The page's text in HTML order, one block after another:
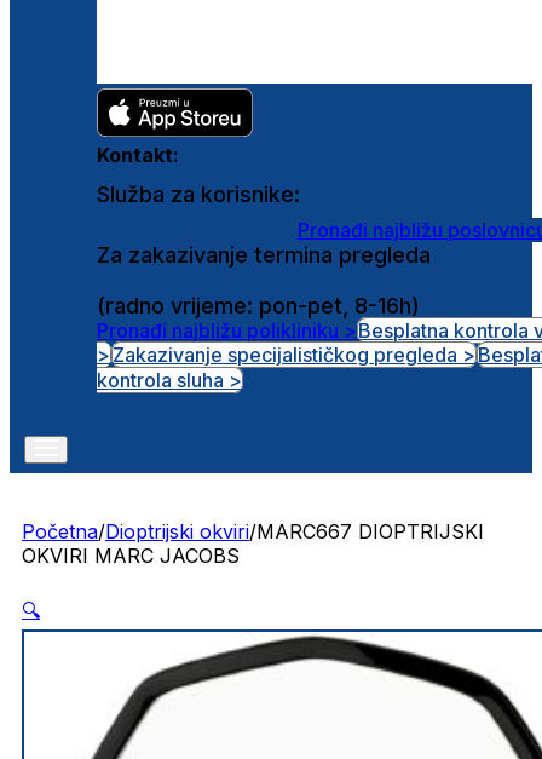
Kontakt:
Služba za korisnike:
Pronađi najbližu
Za zakazivanje termina pregleda
(radno vrijeme: pon-pet, 8-16h)
Pronađi najbližu polikliniku >Besplatna kontrola
>Zakazivanje specijalističkog pregleda >
kontrola sluha >
Početna/Dioptrijski okviri/MARC667 DIOPTRIJSKI
OKVIRI MARC JACOBS
🔍